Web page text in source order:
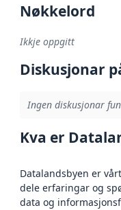
Nøkkelord
Ikkje oppgitt
Diskusjonar
Ingen diskusjonar
Kva er
Datalandsbyen er
dele erfaringar og
data og